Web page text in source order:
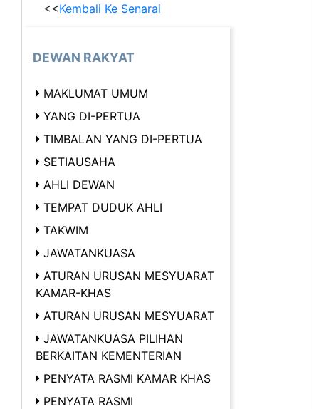
<<Kembali Ke Senarai
DEWAN RAKYAT
MAKLUMAT UMUM
YANG DI-PERTUA
TIMBALAN YANG DI-PERTUA
SETIAUSAHA
AHLI DEWAN
TEMPAT DUDUK AHLI
TAKWIM
JAWATANKUASA
ATURAN URUSAN MESYUARAT
KAMAR-KHAS
ATURAN URUSAN MESYUARAT
JAWATANKUASA PILIHAN
BERKAITAN KEMENTERIAN
PENYATA RASMI KAMAR KHAS
PENYATA RASMI